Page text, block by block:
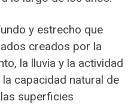
y estrecho que
creados por la
la lluvia y la actividad
capacidad natural de
superficies